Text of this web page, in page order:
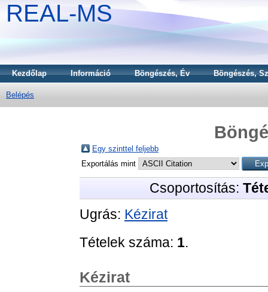
REAL-MS
Kezdőlap Információ Böngészés, Év Böngészés,
Belépés
Egy szinttel feljebb
Exportálás mint
Csoportosítás:
Ugrás: Kézirat
Tételek száma: 1.
Kézirat